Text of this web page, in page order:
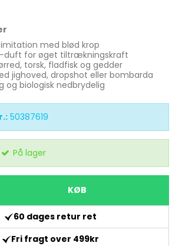
med blød krop
duft for øget tiltrækningskraft
torsk, fladfisk og gedder
jighoved, dropshot eller bombarda
og biologisk nedbrydelig
50387619
På lager
KØB
60 dages retur ret
Fri fragt over 499kr